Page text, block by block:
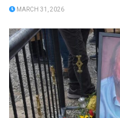
MARCH 31, 2026